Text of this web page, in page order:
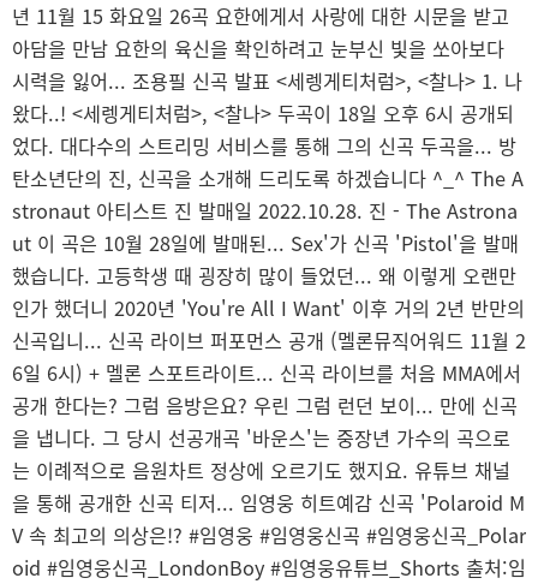
년 11월 15 화요일 26곡 요한에게서 사랑에 대한 시문을 받고
아담을 만남 요한의 육신을 확인하려고 눈부신 빛을 쏘아보다
시력을 잃어... 조용필 신곡 발표 <세렝게티처럼>, <찰나> 1. 나
왔다..! <세렝게티처럼>, <찰나> 두곡이 18일 오후 6시 공개되
었다. 대다수의 스트리밍 서비스를 통해 그의 신곡 두곡을... 방
탄소년단의 진, 신곡을 소개해 드리도록 하겠습니다 ^_^ The A
stronaut 아티스트 진 발매일 2022.10.28. 진 - The Astrona
ut 이 곡은 10월 28일에 발매된... Sex'가 신곡 'Pistol'을 발매
했습니다. 고등학생 때 굉장히 많이 들었던... 왜 이렇게 오랜만
인가 했더니 2020년 'You're All I Want' 이후 거의 2년 반만의
신곡입니... 신곡 라이브 퍼포먼스 공개 (멜론뮤직어워드 11월 2
6일 6시) + 멜론 스포트라이트... 신곡 라이브를 처음 MMA에서
공개 한다는? 그럼 음방은요? 우린 그럼 런던 보이... 만에 신곡
을 냅니다. 그 당시 선공개곡 '바운스'는 중장년 가수의 곡으로
는 이례적으로 음원차트 정상에 오르기도 했지요. 유튜브 채널
을 통해 공개한 신곡 티저... 임영웅 히트예감 신곡 'Polaroid M
V 속 최고의 의상은!? #임영웅 #임영웅신곡 #임영웅신곡_Polar
oid #임영웅신곡_LondonBoy #임영웅유튜브_Shorts 출처:임